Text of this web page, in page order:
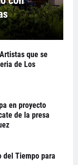
que se
de Los
en proyecto
de la presa
del Tiempo para